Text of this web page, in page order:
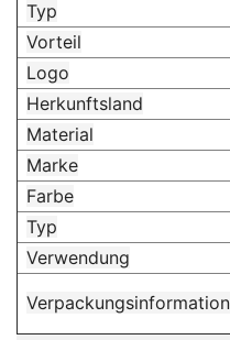
Typ
Vorteil
Logo
Herkunftsland
Material
Marke
Farbe
Typ
Verwendung